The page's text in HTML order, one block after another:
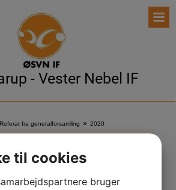
- Vester Nebel IF
Referat fra generalforsamling » 2020
til cookies
bruger